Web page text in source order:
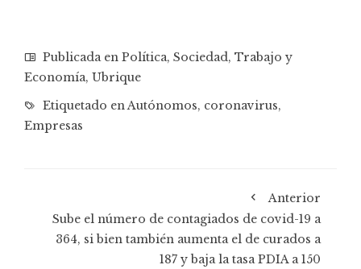
Publicada en Política, Sociedad, Trabajo y
Economía, Ubrique
Etiquetado enAutónomos, coronavirus,
Empresas
Anterior
Sube el número de contagiados de covid-19 a
364, si bien también aumenta el de curados a
187 y baja la tasa PDIA a 150